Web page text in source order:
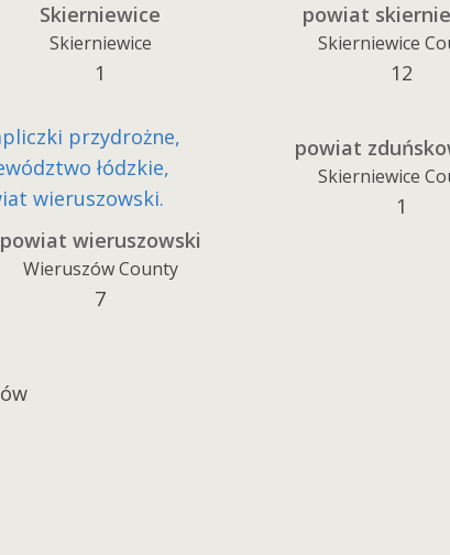
Skierniewice
Skierniewice
1
powiat
Skierniewice
12
powiat wieruszowski
Wieruszów County
7
powiat
Skierniewice
1